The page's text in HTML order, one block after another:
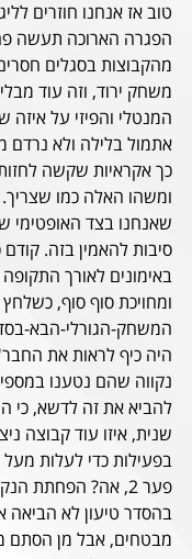
טוב אז אנחנו חוזרים
הפגרה הארוכה תעשה
מהקבוצות בסגלים
משחק ירוד, וזה עוד
המנטלי והפיזי על
אתמול בלילה ולא נרדם
כך אקראיות שקשה
ומשהו האלה כמו שצריך.
שאנחנו בצד האופטימי
סיבות להאמין בזה. קודם
באימונים לאורך
ומחויכת סוף סוף, כשלחץ
המשחק-הגורלי-הבא-
היה כיף לראות את
נקווה שהם נטענו במספיק
להביא את זה לדשא, כי
שנית, איזו עוד קבוצה
בפעילות כדי לעלות
פער 2, אה? הפחתת
בהסדר טיעון לא הביאה
מבטחים, אבל מן